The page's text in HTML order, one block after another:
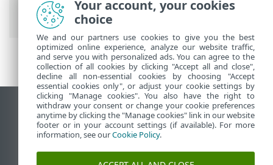
ESET
Ver sitio del escritorio
End of Life
Base de conocimiento de ESET
Foro de ESET
Your account, your cookies
choice
We and our partners use cookies to give you the best
optimized online experience, analyze our website traffic,
and serve you with personalized ads. You can agree to the
collection of all cookies by clicking "Accept all and close",
decline all non-essential cookies by choosing "Accept
essential cookies only", or adjust your cookie settings by
clicking "Manage cookies". You also have the right to
withdraw your consent or change your cookie preferences
anytime by clicking the "Manage cookies" link in our website
footer or in your account settings (if available). For more
information, see ourCookie Policy.